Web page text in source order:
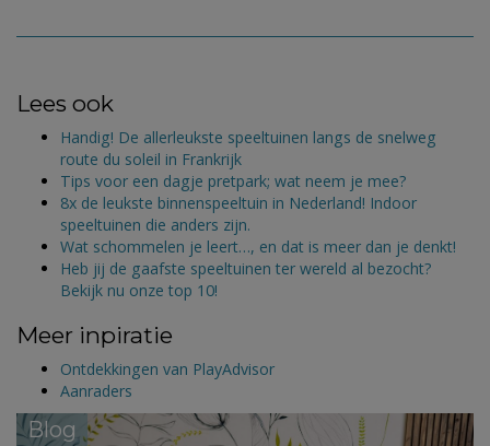
Lees ook
Handig! De allerleukste speeltuinen langs de snelweg
route du soleil in Frankrijk
Tips voor een dagje pretpark; wat neem je mee?
8x de leukste binnenspeeltuin in Nederland! Indoor
speeltuinen die anders zijn.
Wat schommelen je leert…, en dat is meer dan je denkt!
Heb jij de gaafste speeltuinen ter wereld al bezocht?
Bekijk nu onze top 10!
Meer inpiratie
Ontdekkingen van PlayAdvisor
Aanraders
Blog